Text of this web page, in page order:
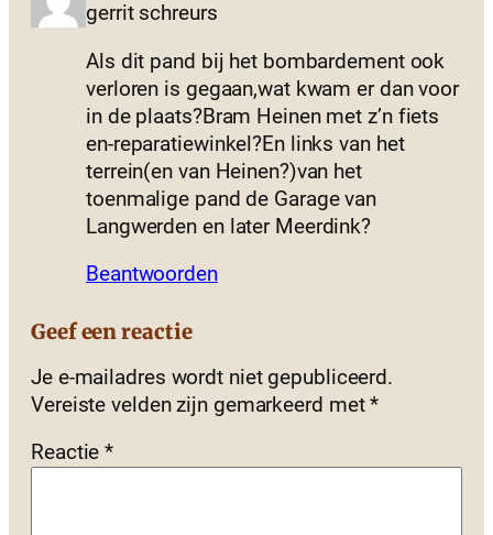
gerrit schreurs
Als dit pand bij het bombardement ook
verloren is gegaan,wat kwam er dan voor
in de plaats?Bram Heinen met z’n fiets
en-reparatiewinkel?En links van het
terrein(en van Heinen?)van het
toenmalige pand de Garage van
Langwerden en later Meerdink?
Beantwoorden
Geef een reactie
Je e-mailadres wordt niet gepubliceerd.
Vereiste velden zijn gemarkeerd met*
Reactie*